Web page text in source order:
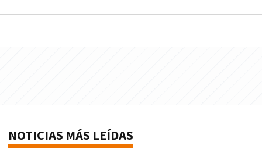
NOTICIAS MÁS LEÍDAS